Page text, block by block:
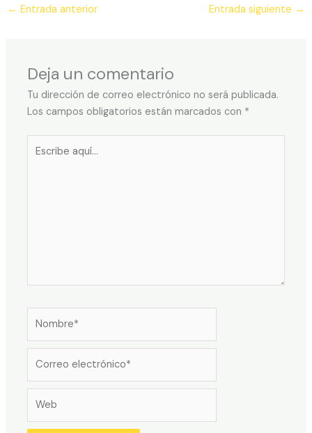
← Entrada anterior Entrada siguiente →
Deja un comentario
Tu dirección de correo electrónico no será publicada.
Los campos obligatorios están marcados con *
electrónico*